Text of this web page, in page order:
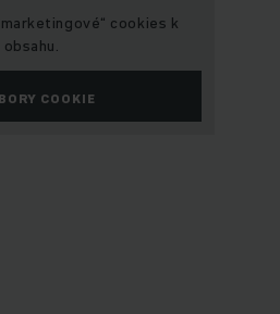
cookies k
COOKIE